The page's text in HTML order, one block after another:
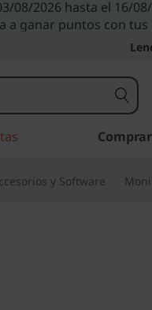
08/2026 hasta el 16/
a ganar puntos con
y Software